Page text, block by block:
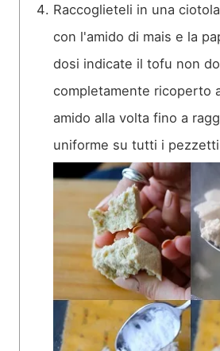
Raccoglieteli in una
con l'amido di mais e la
dosi indicate il tofu non
completamente ricoperto
amido alla volta fino a
uniforme su tutti i